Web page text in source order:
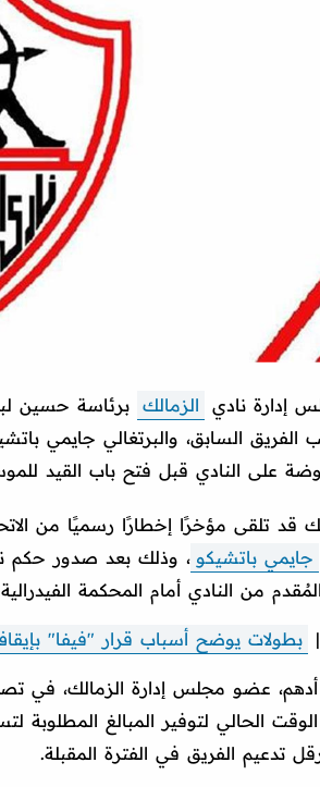
إدارة نادي الزمالك برئاسة حسين
الفريق السابق، والبرتغالي جايمي
على النادي قبل فتح باب القيد
قد تلقى مؤخرًا إخطارًا رسميًا من
جايمي باتشيكو ، وذلك بعد صدور حكم
من النادي أمام المحكمة
بطولات يوضح أسباب قرار "فيفا" بإيقاف
عضو مجلس إدارة الزمالك، في
الحالي لتوفير المبالغ المطلوبة
تدعيم الفريق في الفترة المقبلة.